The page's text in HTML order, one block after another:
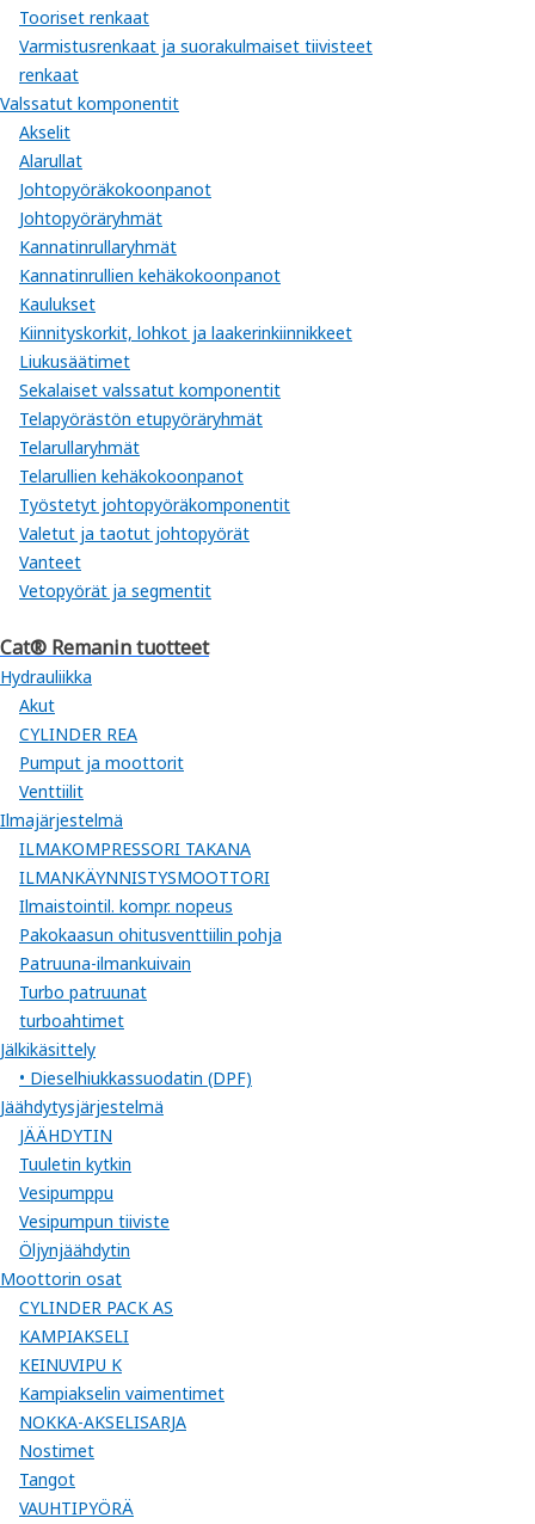
Tooriset renkaat
Varmistusrenkaat ja suorakulmaiset tiivisteet
renkaat
Valssatut komponentit
Akselit
Alarullat
Johtopyöräkokoonpanot
Johtopyöräryhmät
Kannatinrullaryhmät
Kannatinrullien kehäkokoonpanot
Kaulukset
Kiinnityskorkit, lohkot ja laakerinkiinnikkeet
Liukusäätimet
Sekalaiset valssatut komponentit
Telapyörästön etupyöräryhmät
Telarullaryhmät
Telarullien kehäkokoonpanot
Työstetyt johtopyöräkomponentit
Valetut ja taotut johtopyörät
Vanteet
Vetopyörät ja segmentit
Cat® Remanin tuotteet
Hydrauliikka
Akut
CYLINDER REA
Pumput ja moottorit
Venttiilit
Ilmajärjestelmä
ILMAKOMPRESSORI TAKANA
ILMANKÄYNNISTYSMOOTTORI
Ilmaistointil. kompr. nopeus
Pakokaasun ohitusventtiilin pohja
Patruuna-ilmankuivain
Turbo patruunat
turboahtimet
Jälkikäsittely
• Dieselhiukkassuodatin (DPF)
Jäähdytysjärjestelmä
JÄÄHDYTIN
Tuuletin kytkin
Vesipumppu
Vesipumpun tiiviste
Öljynjäähdytin
Moottorin osat
CYLINDER PACK AS
KAMPIAKSELI
KEINUVIPU K
Kampiakselin vaimentimet
NOKKA-AKSELISARJA
Nostimet
Tangot
VAUHTIPYÖRÄ